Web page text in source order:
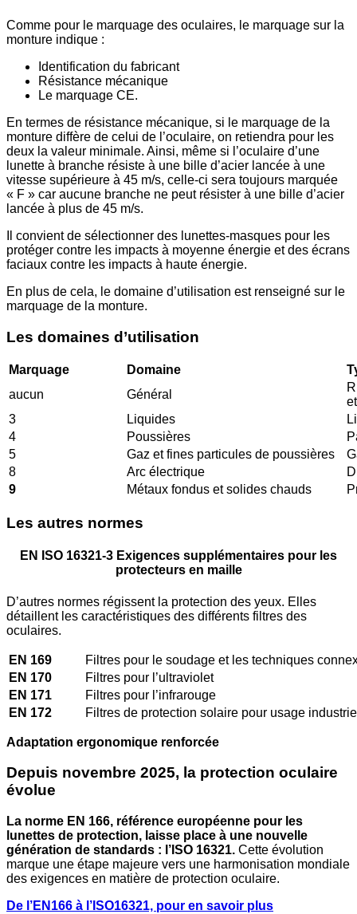
Comme pour le marquage des oculaires, le marquage sur la
monture indique :
Identification du fabricant
Résistance mécanique
Le marquage CE.
En termes de résistance mécanique, si le marquage de la
monture diffère de celui de l’oculaire, on retiendra pour les
deux la valeur minimale. Ainsi, même si l’oculaire d’une
lunette à branche résiste à une bille d’acier lancée à une
vitesse supérieure à 45 m/s, celle-ci sera toujours marquée
« F » car aucune branche ne peut résister à une bille d’acier
lancée à plus de 45 m/s.
Il convient de sélectionner des lunettes-masques pour les
protéger contre les impacts à moyenne énergie et des écrans
faciaux contre les impacts à haute énergie.
En plus de cela, le domaine d’utilisation est renseigné sur le
marquage de la monture.
Les domaines d’utilisation
Marquage Domaine
aucun
Général
3
Liquides
4
Poussières
5
Gaz et fines particules de poussières
8
Arc électrique
9
Métaux fondus et solides chauds
Les autres normes
EN ISO 16321-3 Exigences supplémentaires pour les
protecteurs en maille
D’autres normes régissent la protection des yeux. Elles
détaillent les caractéristiques des différents filtres des
oculaires.
EN 169
Filtres pour le soudage et les techniques
EN 170
Filtres pour l’ultraviolet
EN 171
Filtres pour l’infrarouge
EN 172
Filtres de protection solaire pour usage
Adaptation ergonomique renforcée
Depuis novembre 2025, la protection oculaire
évolue
La norme EN 166, référence européenne pour les
lunettes de protection, laisse place à une nouvelle
génération de standards : l’ISO 16321. Cette évolution
marque une étape majeure vers une harmonisation mondiale
des exigences en matière de protection oculaire.
De l’EN166 à l’ISO16321, pour en savoir plus